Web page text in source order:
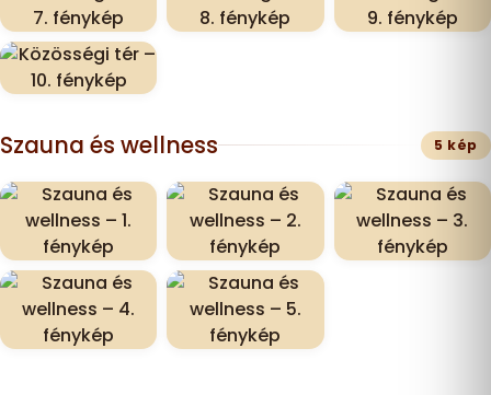
Szauna és wellness 5 kép